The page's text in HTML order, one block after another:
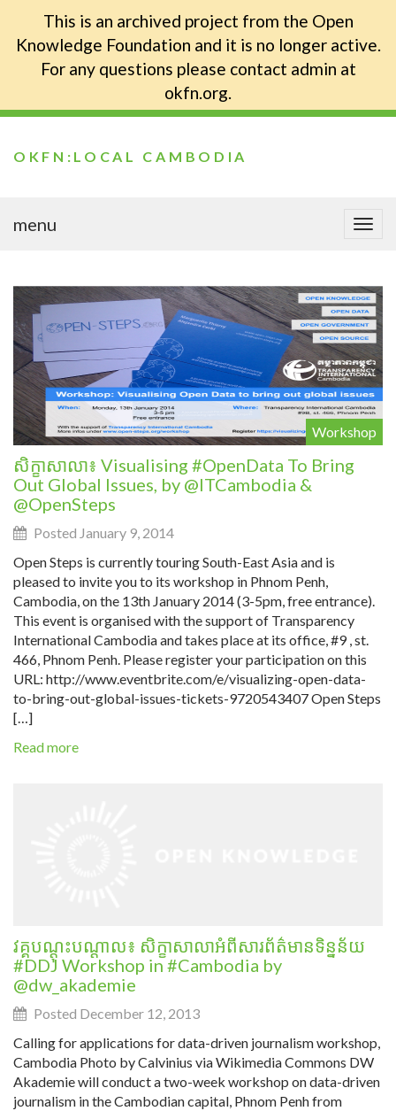
This is an archived project from the Open
Knowledge Foundation and it is no longer active.
For any questions please contact admin at
okfn.org.
OKFN:LOCAL CAMBODIA
menu
Workshop
សិក្ខាសាលា៖ Visualising #OpenData To Bring
Out Global Issues, by @ITCambodia &
@OpenSteps
Posted January 9, 2014
Open Steps is currently touring South-East Asia and is
pleased to invite you to its workshop in Phnom Penh,
Cambodia, on the 13th January 2014 (3-5pm, free entrance).
This event is organised with the support of Transparency
International Cambodia and takes place at its office, #9 , st.
466, Phnom Penh. Please register your participation on this
URL: http://www.eventbrite.com/e/visualizing-open-data-
to-bring-out-global-issues-tickets-9720543407 Open Steps
[…]
Read more
វគ្គបណ្ដុះបណ្ដាល៖ សិក្ខាសាលាអំពីសារព័ត៌មានទិន្នន័យ
#DDJ Workshop in #Cambodia by
@dw_akademie
Posted December 12, 2013
Calling for applications for data-driven journalism workshop,
Cambodia Photo by Calvinius via Wikimedia Commons DW
Akademie will conduct a two-week workshop on data-driven
journalism in the Cambodian capital, Phnom Penh from